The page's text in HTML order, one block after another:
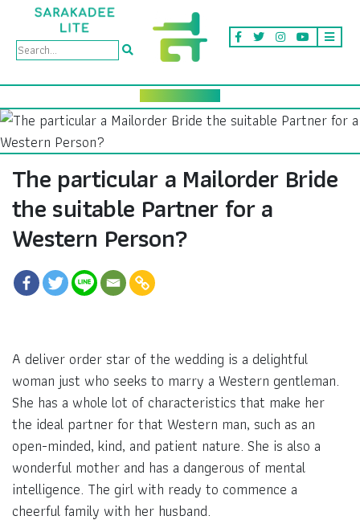
The particular a Mailorder Bride
the suitable Partner for a
Western Person?
A deliver order star of the wedding is a delightful
woman just who seeks to marry a Western gentleman.
She has a whole lot of characteristics that make her
the ideal partner for that Western man, such as an
open-minded, kind, and patient nature. She is also a
wonderful mother and has a dangerous of mental
intelligence. The girl with ready to commence a
cheerful family with her husband.